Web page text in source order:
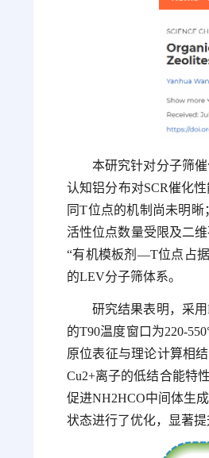
本研究针对分子筛
认知铝分布对SCR催化
同T位点的机制尚未明
活性位点数量受限及二
“有机模板剂—T位点占
的LEV分子筛体系。
研究结果表明，采
的T90温度窗口为220-
原位表征与理论计算相
Cu2+离子的低结合能特
促进NH2HCO中间体生
状态进行了优化，显著